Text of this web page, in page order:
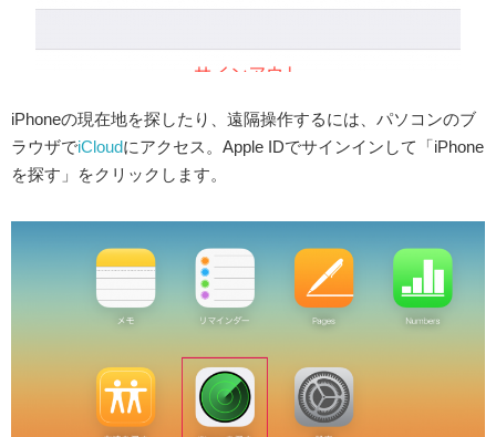
iPhoneの現在地を探したり、遠隔操作するには、パソコンのブ
ラウザでiCloudにアクセス。Apple IDでサインインして「iPhone
を探す」をクリックします。